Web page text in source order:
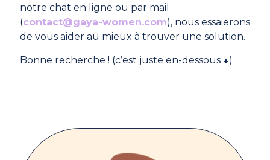
notre chat en ligne ou par mail
(contact@gaya-women.com), nous essaierons
de vous aider au mieux à trouver une solution.
Bonne recherche ! (c’est juste en-dessous ↓)